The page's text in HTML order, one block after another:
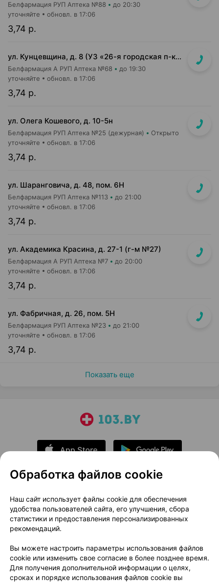
Белфармация РУП Аптека №88 до 20:30
3,74 р.
уточняйте обновл. в 17:06
ул. Кунцевщина, д. 8 (УЗ «26-я городская п-ка»)
Белфармация А РУП Аптека №68 до 19:30
3,74 р.
уточняйте обновл. в 17:06
ул. Олега Кошевого, д. 10-5н
Белфармация РУП Аптека №25 (дежурная) Открыто
3,74 р.
уточняйте обновл. в 17:06
ул. Шаранговича, д. 48, пом. 6Н
Белфармация РУП Аптека №113 до 21:00
3,74 р.
уточняйте обновл. в 17:06
ул. Академика Красина, д. 27-1 (г-м №27)
Белфармация А РУП Аптека №7 до 20:00
3,74 р.
уточняйте обновл. в 17:06
ул. Фабричная, д. 26, пом. 5Н
Белфармация РУП Аптека №23 до 21:00
3,74 р.
уточняйте обновл. в 17:06
Показать еще
О проекте
Новости проекта
Размещение рекламы
Медицинский маркетинг
Публичный договор
Доставка
Способы оплаты
Вакансии
Партнеры
Написать руководителю 103.by
Написать в поддержку
Обработка файлов cookie
Наш сайт использует файлы cookie для обеспечения
удобства пользователей сайта, его улучшения, сбора
статистики и предоставления персонализированных
рекомендаций.
Вы можете настроить параметры использования файлов
cookie или изменить свое согласие в более позднее время.
Для получения дополнительной информации о целях,
сроках и порядке использования файлов cookie вы